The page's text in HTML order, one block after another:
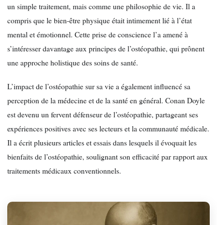
un simple traitement, mais comme une philosophie de vie. Il a
compris que le bien-être physique était intimement lié à l’état
mental et émotionnel. Cette prise de conscience l’a amené à
s’intéresser davantage aux principes de l’ostéopathie, qui prônent
une approche holistique des soins de santé.
L’impact de l’ostéopathie sur sa vie a également influencé sa
perception de la médecine et de la santé en général. Conan Doyle
est devenu un fervent défenseur de l’ostéopathie, partageant ses
expériences positives avec ses lecteurs et la communauté médicale.
Il a écrit plusieurs articles et essais dans lesquels il évoquait les
bienfaits de l’ostéopathie, soulignant son efficacité par rapport aux
traitements médicaux conventionnels.